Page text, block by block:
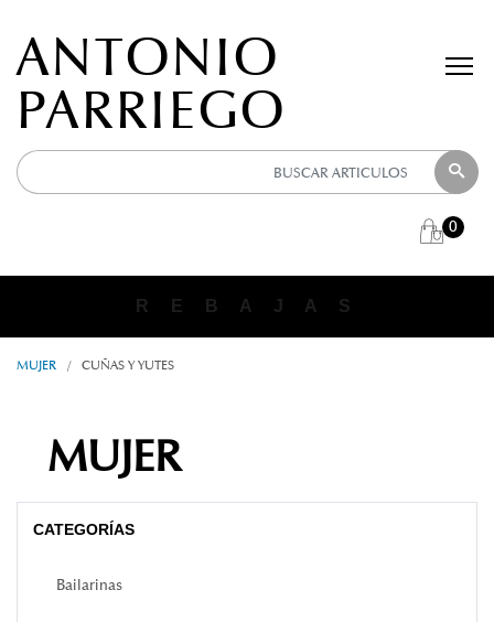
ANTONIO
PARRIEGO
0
R E B A J A S
R E B A J A S
MUJER / CUÑAS Y YUTES
MUJER
CATEGORÍAS
Bailarinas